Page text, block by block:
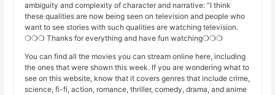
ambiguity and complexity of character and narrative: “I think
these qualities are now being seen on television and people who
want to see stories with such qualities are watching television.
❍❍❍ Thanks for everything and have fun watching❍❍❍
You can find all the movies you can stream online here, including
the ones that were shown this week. If you are wondering what to
see on this website, know that it covers genres that include crime,
science, fi-fi, action, romance, thriller, comedy, drama, and anime